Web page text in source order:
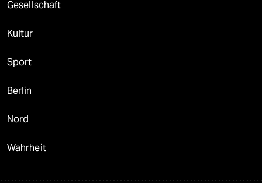
Gesellschaft
Kultur
Sport
Berlin
Nord
Wahrheit